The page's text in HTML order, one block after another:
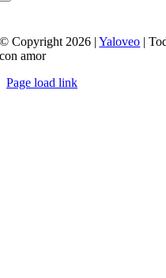
© Copyright 2026 |Yaloveo |
con amor
Page load link